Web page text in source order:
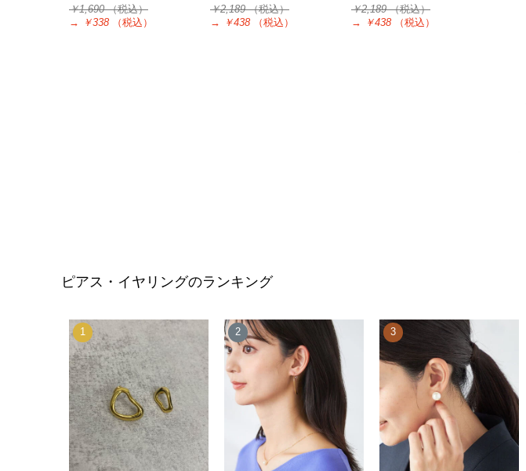
￥1,690（税込）
→
￥338 （税込）
￥2,189（税込）
→
￥438 （税込）
￥2,189（税込）
→
￥438 （税込）
ピアス・イヤリングのランキング
1 2 3